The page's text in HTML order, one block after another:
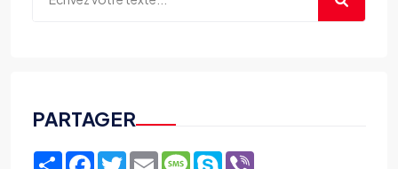
PARTAGER
ShareFacebook
TwitterEmailMessage
Skype